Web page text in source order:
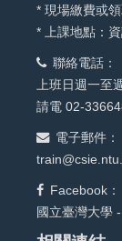
* 現場繳費或
* 上課地點：
聯絡電話：
上班日週一至
請電 02-
電子郵件：
Facebook：
國立臺灣大學